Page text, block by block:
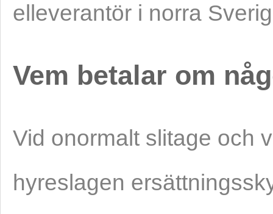
elleverantör i norra
Vem betalar om
Vid onormalt slitage och
hyreslagen